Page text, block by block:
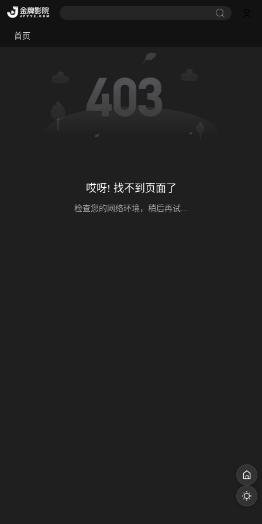
首页
哎呀! 找不到页面了
检查您的网络环境，稍后再试...